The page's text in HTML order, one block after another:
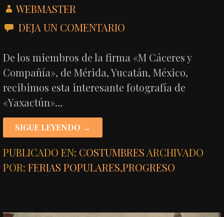
WEBMASTER
DEJA UN COMENTARIO
De los miembros de la firma «M Cáceres y
Compañía», de Mérida, Yucatán, México,
recibimos esta interesante fotografía de
«Yaxactún»…
SIGUE LEYENDO →
PUBLICADO EN: COSTUMBRES ARCHIVADO
POR:FERIAS POPULARES,PROGRESO